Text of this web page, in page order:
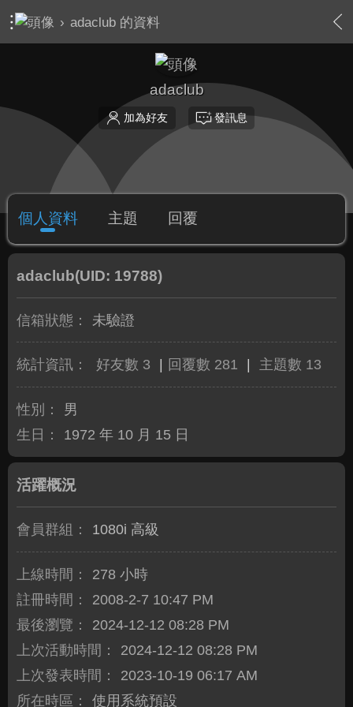
› adaclub 的資料
adaclub
加為好友 發訊息
個人資料 主題 回覆
adaclub(UID: 19788)
信箱狀態： 未驗證
統計資訊： 好友數 3 回覆數 281 主題數 13
性別：
男
生日：
1972 年 10 月 15 日
活躍概況
會員群組： 1080i 高級
上線時間：
278 小時
註冊時間：
2008-2-7 10:47 PM
最後瀏覽：
2024-12-12 08:28 PM
上次活動時間：
2024-12-12 08:28 PM
上次發表時間：
2023-10-19 06:17 AM
所在時區：
使用系統預設